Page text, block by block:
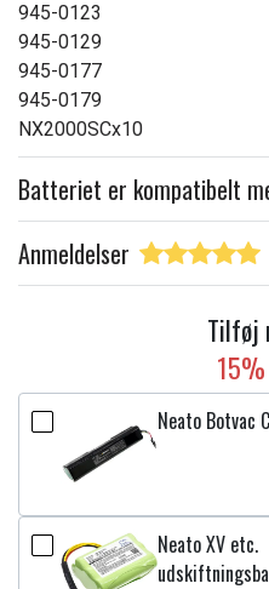
945-0123
945-0129
945-0177
945-0179
NX2000SCx10
Batteriet er kompatibelt
Anmeldelser
Tilføj
Neato Botvac
Neato XV etc.